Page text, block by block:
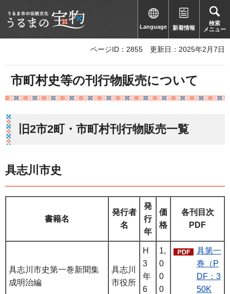
Language 新着情報
検索
メニュー
ページID：2855 更新日：2025年2月7日
市町村史等の刊行物販売について
旧2市2町・市町村刊行物販売一覧
具志川市史
書籍名
発行者
名
発
行
年
価
格
各刊目次
PDF
具志川市史第一巻新聞集
成明治編
具志川
市役所
H
3
年
6
1,
0
0
0
具第一
巻（P
DF：3
50K